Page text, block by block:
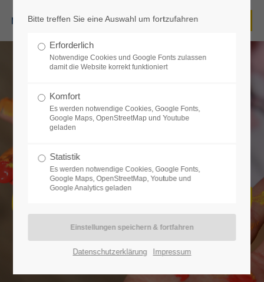
Benutzername
Passwort
Anmelden
Register|Lost your password?
Support
Birgit Schröder
Bitte treffen Sie eine Auswahl um fortzufahren
Erforderlich
Notwendige Cookies und Google Fonts zulassen
damit die Website korrekt funktioniert
Komfort
Es werden notwendige Cookies, Google Fonts,
Google Maps, OpenStreetMap und Youtube
geladen
Statistik
Es werden notwendige Cookies, Google Fonts,
Google Maps, OpenStreetMap, Youtube und
Google Analytics geladen
Datenschutzerklärung Impressum